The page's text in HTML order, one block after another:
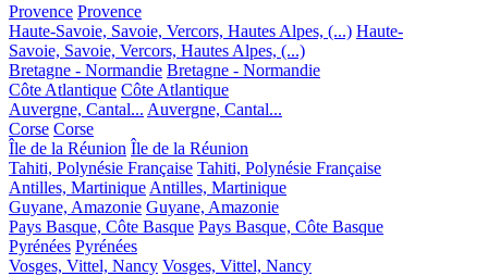
Provence Provence
Haute-Savoie, Savoie, Vercors, Hautes Alpes, (...) Haute-
Savoie, Savoie, Vercors, Hautes Alpes, (...)
Bretagne - Normandie Bretagne - Normandie
Côte Atlantique Côte Atlantique
Auvergne, Cantal... Auvergne, Cantal...
Corse Corse
Île de la Réunion Île de la Réunion
Tahiti, Polynésie Française Tahiti, Polynésie Française
Antilles, Martinique Antilles, Martinique
Guyane, Amazonie Guyane, Amazonie
Pays Basque, Côte Basque Pays Basque, Côte Basque
Pyrénées Pyrénées
Vosges, Vittel, Nancy Vosges, Vittel, Nancy